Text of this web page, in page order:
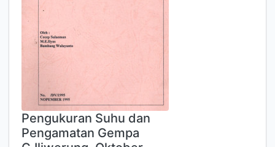
Pengukuran Suhu dan
Pengamatan Gempa